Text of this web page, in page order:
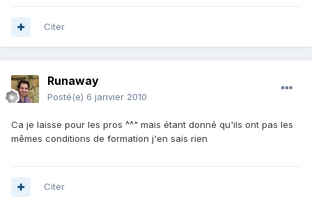
Citer
Runaway
Posté(e) 6 janvier 2010
Ca je laisse pour les pros ^^" mais étant donné qu'ils ont pas les
mêmes conditions de formation j'en sais rien
Citer